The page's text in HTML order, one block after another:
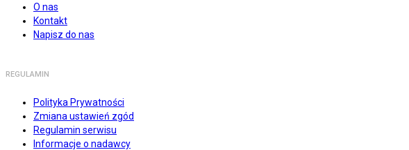
O nas
Kontakt
Napisz do nas
REGULAMIN
Polityka Prywatności
Zmiana ustawień zgód
Regulamin serwisu
Informacje o nadawcy